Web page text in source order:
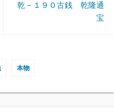
乾－１９０古銭 乾隆通
宝
本物